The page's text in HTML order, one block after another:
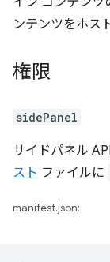
ンテンツをホス
権限
sidePanel
サイドパネル
スト ファイルに
manifest.json: